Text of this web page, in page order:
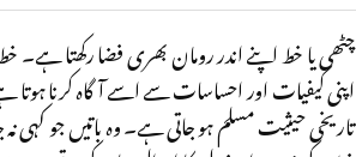
چٹھی یا خط اپنے اندر رومان بھری فضا رکھتا ہے۔
اپنی کیفیات اور احساسات سے اسے آگاہ کرنا ہوتا
تاریخی حیثیت مسلم ہو جاتی ہے۔ وہ باتیں جو کہی